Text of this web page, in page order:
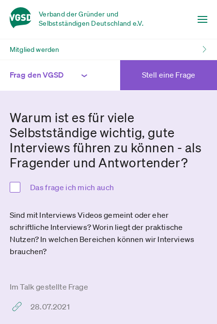
Verband der Gründer und
Selbstständigen Deutschland e.V.
Mitglied werden
Frag den VGSD Stell eine Frage
Warum ist es für viele
Selbstständige wichtig, gute
Interviews führen zu können - als
Fragender und Antwortender?
Das frage ich mich auch
Sind mit Interviews Videos gemeint oder eher
schriftliche Interviews? Worin liegt der praktische
Nutzen? In welchen Bereichen können wir Interviews
brauchen?
Im Talk gestellte Frage
28.07.2021